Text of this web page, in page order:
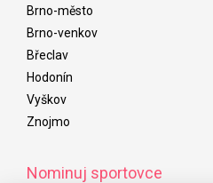
Brno-město
Brno-venkov
Břeclav
Hodonín
Vyškov
Znojmo
Nominuj sportovce